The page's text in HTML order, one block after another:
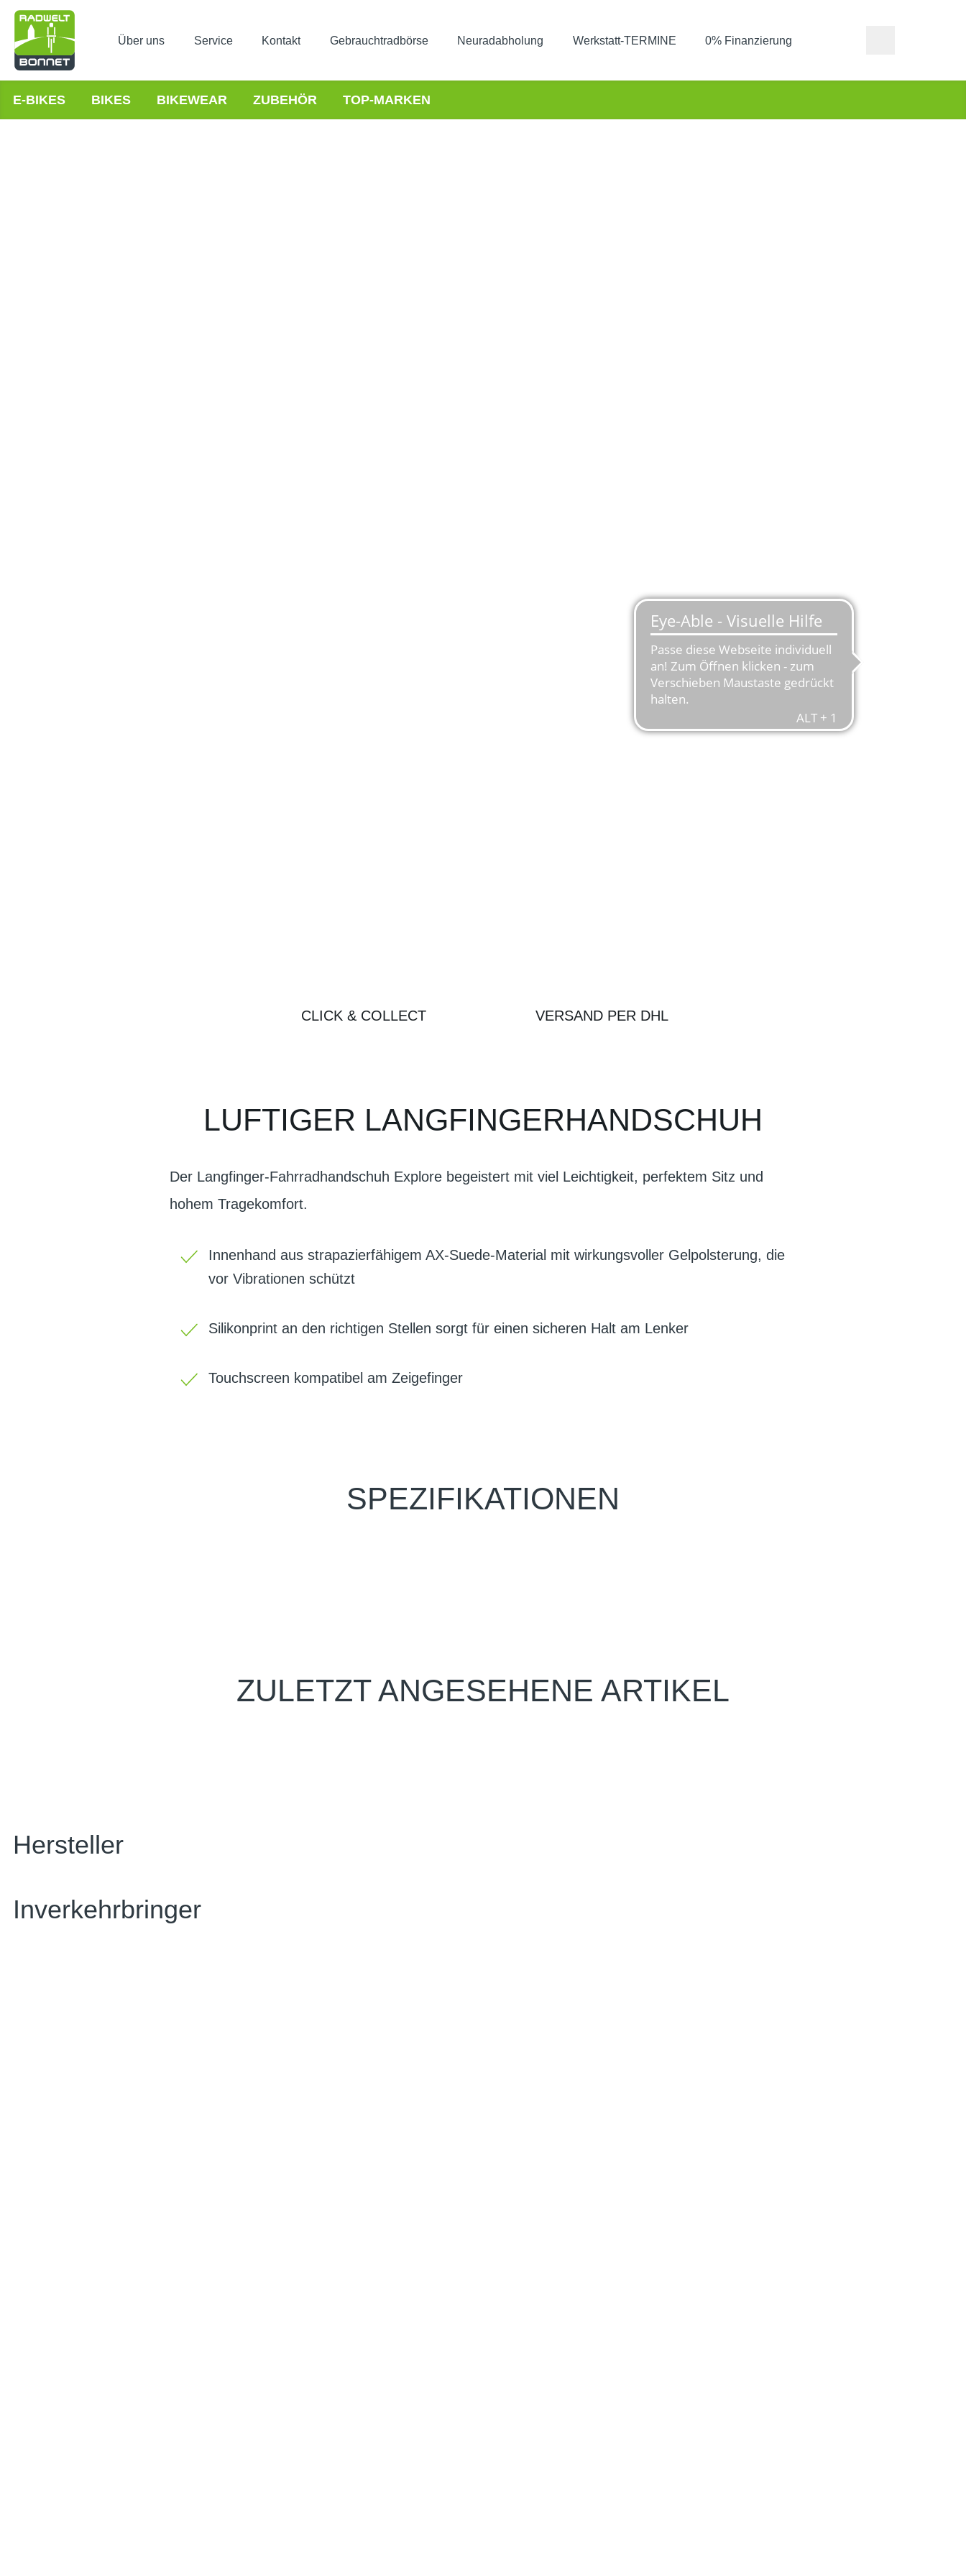
Über uns Service Kontakt Gebrauchtradbörse Neuradabholung Werkstatt-TERMINE 0% Finanzierung
E-BIKES BIKES BIKEWEAR ZUBEHÖR TOP-MARKEN
CLICK & COLLECT VERSAND PER DHL
LUFTIGER LANGFINGERHANDSCHUH
Der Langfinger-Fahrradhandschuh Explore begeistert mit viel Leichtigkeit, perfektem Sitz und
hohem Tragekomfort.
Innenhand aus strapazierfähigem AX-Suede-Material mit wirkungsvoller Gelpolsterung, die
vor Vibrationen schützt
Silikonprint an den richtigen Stellen sorgt für einen sicheren Halt am Lenker
Touchscreen kompatibel am Zeigefinger
SPEZIFIKATIONEN
ZULETZT ANGESEHENE ARTIKEL
Hersteller
Inverkehrbringer